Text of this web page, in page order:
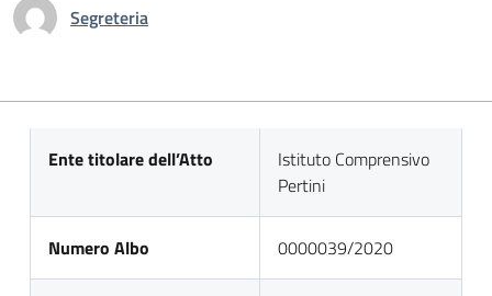
Segreteria
Ente titolare dell’Atto
Istituto Comprensivo
Pertini
Numero Albo 0000039/2020